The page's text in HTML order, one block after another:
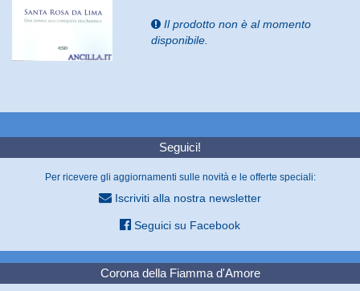
Il prodotto non è al momento
disponibile.
Seguici!
Per ricevere gli aggiornamenti sulle novità e le offerte speciali:
Iscriviti alla nostra newsletter
Seguici su Facebook
Corona della Fiamma d'Amore